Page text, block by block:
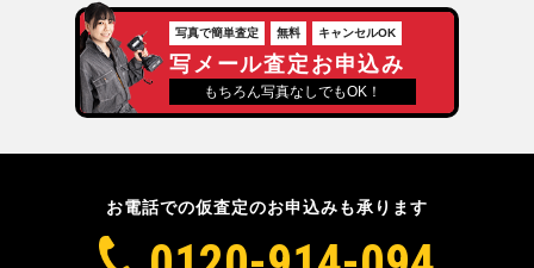
写真で簡単査定 無料 キャンセルOK
写メール査定お申込み
もちろん写真なしでもOK！
お電話での仮査定のお申込みも承ります